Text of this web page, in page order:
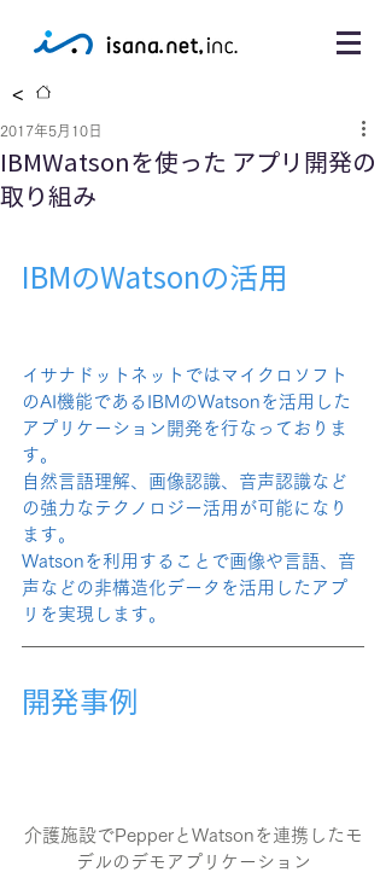
<
IBMWatsonを使った アプリ開発の
取り組み
2017年5月10日
IBMのWatsonの活用
イサナドットネットではマイクロソフト
のAI機能であるIBMのWatsonを活用した
アプリケーション開発を行なっておりま
す。
自然言語理解、画像認識、音声認識など
の強力なテクノロジー活用が可能になり
ます。
Watsonを利用することで画像や言語、音
声などの非構造化データを活用したアプ
リを実現します。
開発事例
介護施設でPepperとWatsonを連携したモ
デルのデモアプリケーション